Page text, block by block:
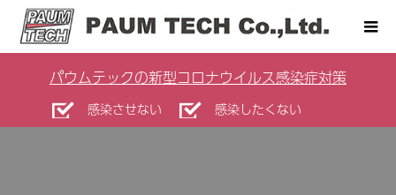
パウムテックの新型コロナウイルス感染症対策
感染させない 感染したくない